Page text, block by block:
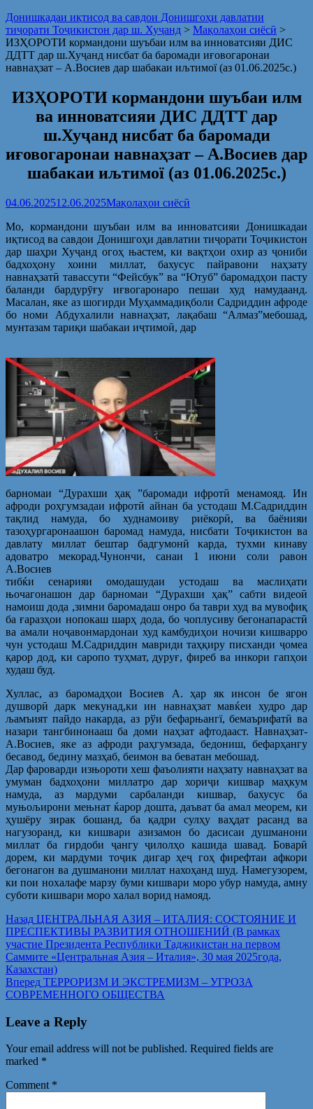
Донишкадаи иқтисод ва савдои Донишгоҳи давлатии
тиҷорати Тоҷикистон дар ш. Хуҷанд > Мақолаҳои сиёсӣ >
ИЗҲОРОТИ кормандони шуъбаи илм ва инноватсияи ДИС
ДДТТ дар ш.Хуҷанд нисбат ба баромади иғовогаронаи
навнаҳзат – А.Восиев дар шабакаи иљтимої (аз 01.06.2025с.)
ИЗҲОРОТИ кормандони шуъбаи илм
ва инноватсияи ДИС ДДТТ дар
ш.Хуҷанд нисбат ба баромади
иғовогаронаи навнаҳзат – А.Восиев дар
шабакаи иљтимої (аз 01.06.2025с.)
04.06.202512.06.2025Мақолаҳои сиёсӣ
Мо, кормандони шуъбаи илм ва инноватсияи Донишкадаи
иқтисод ва савдои Донишгоҳи давлатии тиҷорати Тоҷикистон
дар шаҳри Хуҷанд огоҳ њастем, ки вақтҳои охир аз ҷониби
бадхоҳону хоини миллат, бахусус пайравони наҳзату
навнаҳзатӣ тавассути “Фейсбук” ва “Ютуб” баромадҳои пасту
баланди бардурӯғу иғвогаронаро пешаи худ намудаанд.
Масалан, яке аз шогирди Муҳаммадиқболи Садриддин афроде
бо номи Абдухалили навнаҳзат, лақабаш “Алмаз”мебошад,
мунтазам тариқи шабакаи иҷтимоӣ, дар
барномаи “Дурахши ҳақ ”баромади ифротӣ менамояд. Ин
афроди роҳгумзадаи ифротӣ айнан ба устодаш М.Садриддин
тақлид намуда, бо худнамоиву риёкорӣ, ва баёнияи
тазоҳургаронаашон баромад намуда, нисбати Тоҷикистон ва
давлату миллат бештар бадгумонӣ карда, тухми кинаву
адоватро мекорад.Чунончи, санаи 1 июни соли равон
А.Восиев
тибќи сенарияи омодашудаи устодаш ва маслиҳати
њочагонашон дар барномаи “Дурахши ҳақ” сабти видеоӣ
намоиш дода ,зимни баромадаш онро ба таври худ ва мувофиқ
ба ғаразҳои нопокаш шарҳ дода, бо чоплусиву бегонапарастӣ
ва амали ноҷавонмардонаи худ камбудиҳои ночизи кишварро
чун устодаш М.Садриддин мавриди таҳқиру писханди ҷомеа
қарор дод, ки саропо туҳмат, дуруғ, фиреб ва инкори гапҳои
худаш буд.
Хуллас, аз баромадҳои Восиев А. ҳар як инсон бе ягон
душворӣ дарк мекунад,ки ин навнаҳзат мавќеи худро дар
љамъият пайдо накарда, аз рўи бефарњангї, бемаърифатӣ ва
назари тангбинонааш ба доми наҳзат афтодааст. Навнаҳзат-
А.Восиев, яке аз афроди раҳгумзада, бедониш, бефарҳангу
бесавод, бедину мазҳаб, беимон ва беватан мебошад.
Дар фароварди изњороти хеш фаъолияти наҳзату навнаҳзат ва
умуман бадхоҳони миллатро дар хориҷи кишвар маҳкум
намуда, аз мардуми сарбаланди кишвар, бахусус ба
муњољирони мењнат ќарор дошта, даъват ба амал меорем, ки
ҳушёру зирак бошанд, ба қадри сулҳу ваҳдат расанд ва
нагузоранд, ки кишвари азизамон бо дасисаи душманони
миллат ба гирдоби ҷангу ҷилолҳо кашида шавад. Боварӣ
дорем, ки мардуми тоҷик дигар ҳеҷ гоҳ фирефтаи афкори
бегонагон ва душманони миллат нахоҳанд шуд. Намегузорем,
ки пои нохалафе марзу буми кишвари моро убур намуда, амну
суботи кишвари моро халал ворид намояд.
Post
navigation
Назад Предыдущая
запись:
ЦЕНТРАЛЬНАЯ АЗИЯ – ИТАЛИЯ: СОСТОЯНИЕ И
ПРЕСПЕКТИВЫ РАЗВИТИЯ ОТНОШЕНИЙ (В рамках
участие Президента Республики Таджикистан на первом
Саммите «Центральная Азия – Италия», 30 мая 2025года,
Казахстан)
Вперед Следующая
запись:
ТЕРРОРИЗМ И ЭКСТРЕМИЗМ – УГРОЗА
СОВРЕМЕННОГО ОБЩЕСТВА
Leave a Reply
Your email address will not be published. Required fields are
marked *
Comment *